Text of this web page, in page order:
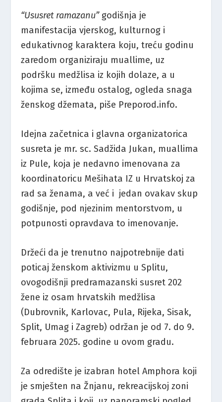
“Ususret ramazanu” godišnja je
manifestacija vjerskog, kulturnog i
edukativnog karaktera koju, treću godinu
zaredom organiziraju muallime, uz
podršku medžlisa iz kojih dolaze, a u
kojima se, između ostalog, ogleda snaga
ženskog džemata, piše Preporod.info.
Idejna začetnica i glavna organizatorica
susreta je mr. sc. Sadžida Jukan, muallima
iz Pule, koja je nedavno imenovana za
koordinatoricu Mešihata IZ u Hrvatskoj za
rad sa ženama, a već i jedan ovakav skup
godišnje, pod njezinim mentorstvom, u
potpunosti opravdava to imenovanje.
Držeći da je trenutno najpotrebnije dati
poticaj ženskom aktivizmu u Splitu,
ovogodišnji predramazanski susret 202
žene iz osam hrvatskih medžlisa
(Dubrovnik, Karlovac, Pula, Rijeka, Sisak,
Split, Umag i Zagreb) održan je od 7. do 9.
februara 2025. godine u ovom gradu.
Za odredište je izabran hotel Amphora koji
je smješten na Žnjanu, rekreacijskoj zoni